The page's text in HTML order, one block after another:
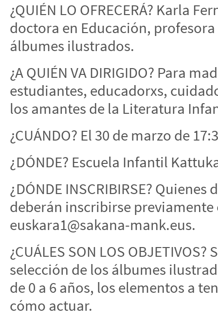
¿QUIÉN LO OFRECERÁ? Karla
doctora en Educación, profesora
álbumes ilustrados.
¿A QUIÉN VA DIRIGIDO? Para
estudiantes, educadorxs,
los amantes de la Literatura
¿CUÁNDO? El 30 de marzo de
¿DÓNDE? Escuela Infantil
¿DÓNDE INSCRIBIRSE?
deberán inscribirse
euskara1@sakana-mank.eus.
¿CUÁLES SON LOS
selección de los álbumes
de 0 a 6 años, los elementos a
cómo actuar.